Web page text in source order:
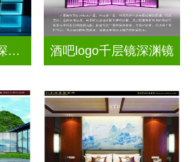
发光字招牌千层镜深渊镜 酒吧logo千层镜深渊镜